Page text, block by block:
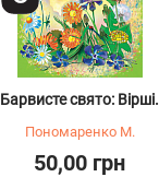
Барвисте свято: Вірші.
Пономаренко М.
50,00 грн